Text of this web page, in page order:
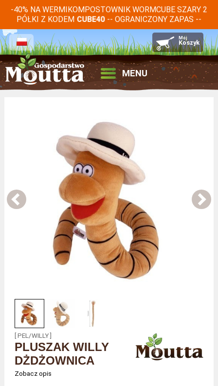
-40% NA WERMIKOMPOSTOWNIK WORMCUBE SZARY 2
PÓŁKI Z KODEM CUBE40 -- OGRANICZONY ZAPAS --
MENU
[ PEL/WILLY ]
PLUSZAK WILLY
DŻDŻOWNICA
Zobacz opis